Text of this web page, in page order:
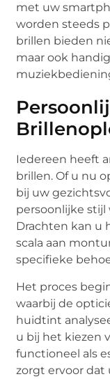
met uw
worden steeds
brillen bieden
maar ook
Iedereen heeft
brillen. Of u nu
bij uw
persoonlijke
Drachten kan u
scala aan
specifieke
Het proces
waarbij de
huidtint
u bij het kiezen
functioneel als
zorgt ervoor dat